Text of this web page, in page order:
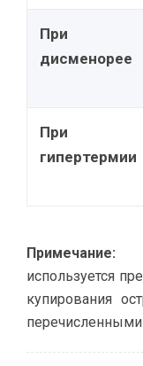
При
дисменорее
При
гипертермии
Примечание:
используется
купирования